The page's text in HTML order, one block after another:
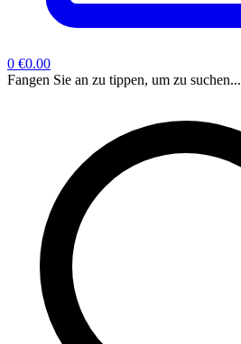
0 €0.00
Fangen Sie an zu tippen, um zu suchen...